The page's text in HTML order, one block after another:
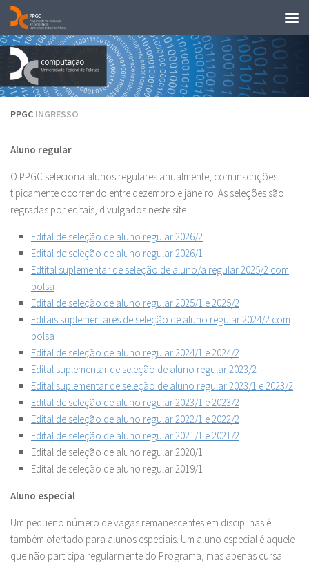
Skip to content
PPGC INGRESSO
Aluno regular
O PPGC seleciona alunos regulares anualmente, com inscrições
tipicamente ocorrendo entre dezembro e janeiro. As seleções são
regradas por editais, divulgados neste site.
Edital de seleção de aluno regular 2026/2
Edital de seleção de aluno regular 2026/1
Edtital suplementar de seleção de aluno/a regular 2025/2 com
bolsa
Edital de seleção de aluno regular 2025/1 e 2025/2
Editais suplementares de seleção de aluno regular 2024/2 com
bolsa
Edital de seleção de aluno regular 2024/1 e 2024/2
Edital suplementar de seleção de aluno regular 2023/2
Edital suplementar de seleção de aluno regular 2023/1 e 2023/2
Edital de seleção de aluno regular 2023/1 e 2023/2
Edital de seleção de aluno regular 2022/1 e 2022/2
Edital de seleção de aluno regular 2021/1 e 2021/2
Edital de seleção de aluno regular 2020/1
Edital de seleção de aluno regular 2019/1
Aluno especial
Um pequeno número de vagas remanescentes em disciplinas é
também ofertado para alunos especiais. Um aluno especial é aquele
que não participa regularmente do Programa, mas apenas cursa